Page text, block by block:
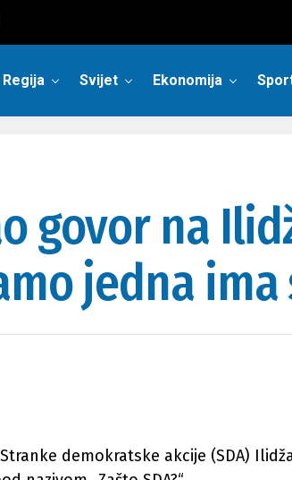
Regija Svijet Ekonomija
govor na
jedna ima
demokratske akcije (SDA)